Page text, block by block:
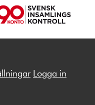
Logga in